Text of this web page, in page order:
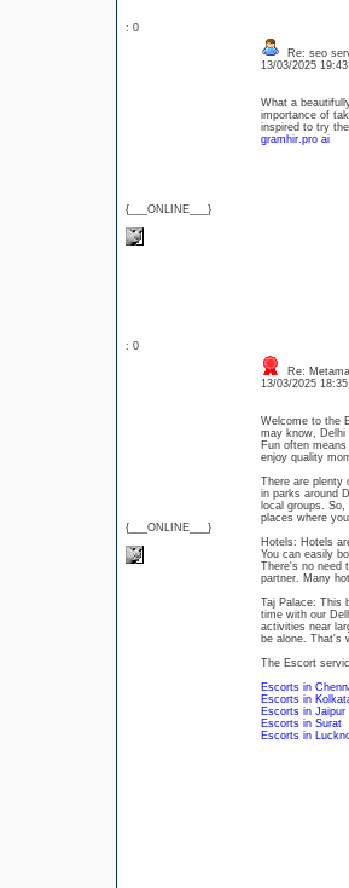
: 0
{___ONLINE___}
Re: seo
13/03/2025
What a
importance of
inspired to try
gramhir.pro ai
: 0
{___ONLINE___}
Re:
13/03/2025
Welcome to the
may know, Delhi
Fun often
enjoy quality
There are plenty
in parks around
local groups.
places where
Hotels: Hotels
You can easily
There's no need
partner. Many
Taj Palace: This
time with our
activities near
be alone. That's
The Escort
Escorts in
Escorts in
Escorts in Jaipur
Escorts in Surat
Escorts in